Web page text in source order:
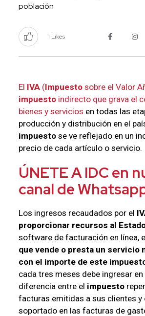
población
1 Likes
El IVA(Impuestosobre el Valor
impuestoindirecto que grava el
bienes y servicios en todas las
producción y distribución en el
impuestose ve reflejado en un
precio de cada artículo o servicio.
ÚNETE A IDC en
canal de
Los ingresos recaudados por el
proporcionar recursos al
software de facturación en línea,
que vende o presta un servicio
con el importe de este
cada tres meses debe ingresar en
diferencia entre el impuesto
facturas emitidas a sus clientes y
soportado en las facturas de